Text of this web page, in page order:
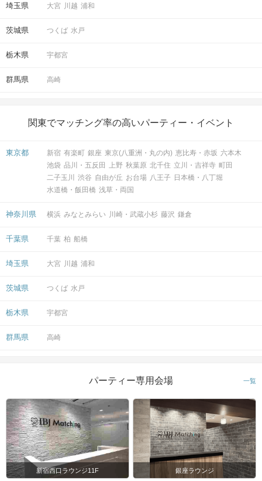
埼玉県 大宮 川越 浦和
茨城県 つくば 水戸
栃木県 宇都宮
群馬県 高崎
関東でマッチング率の高いパーティー・イベント
東京都 新宿 有楽町 銀座 東京(八重洲・丸の内) 恵比寿・赤坂 六本木
池袋 品川・五反田 上野 秋葉原 北千住 立川・吉祥寺 町田
二子玉川
渋谷 自由が丘 お台場 八王子 日本橋・八丁堀
水道橋・飯田橋 浅草・両国
神奈川県 横浜 みなとみらい 川崎・武蔵小杉 藤沢 鎌倉
千葉県 千葉 柏 船橋
埼玉県 大宮 川越 浦和
茨城県 つくば 水戸
栃木県 宇都宮
群馬県 高崎
パーティー専用会場 一覧
新宿西口ラウンジ11F 銀座ラウンジ